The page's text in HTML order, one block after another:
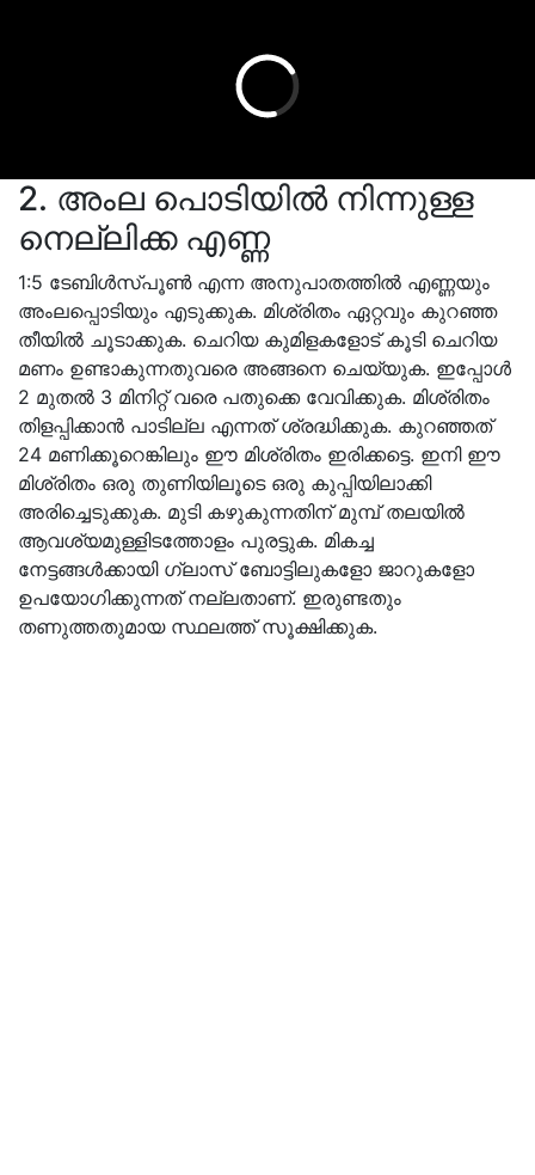
2. അംല പൊടിയിൽ നിന്നുള്ള
നെല്ലിക്ക എണ്ണ
1:5 ടേബിൾസ്പൂൺ എന്ന അനുപാതത്തിൽ എണ്ണയും
അംലപ്പൊടിയും എടുക്കുക. മിശ്രിതം ഏറ്റവും കുറഞ്ഞ
തീയിൽ ചൂടാക്കുക. ചെറിയ കുമിളകളോട് കൂടി ചെറിയ
മണം ഉണ്ടാകുന്നതുവരെ അങ്ങനെ ചെയ്യുക. ഇപ്പോൾ
2 മുതൽ 3 മിനിറ്റ് വരെ പതുക്കെ വേവിക്കുക. മിശ്രിതം
തിളപ്പിക്കാൻ പാടില്ല എന്നത് ശ്രദ്ധിക്കുക. കുറഞ്ഞത്
24 മണിക്കൂറെങ്കിലും ഈ മിശ്രിതം ഇരിക്കട്ടെ. ഇനി ഈ
മിശ്രിതം ഒരു തുണിയിലൂടെ ഒരു കുപ്പിയിലാക്കി
അരിച്ചെടുക്കുക. മുടി കഴുകുന്നതിന് മുമ്പ് തലയിൽ
ആവശ്യമുള്ളിടത്തോളം പുരട്ടുക. മികച്ച
നേട്ടങ്ങൾക്കായി ഗ്ലാസ് ബോട്ടിലുകളോ ജാറുകളോ
ഉപയോഗിക്കുന്നത് നല്ലതാണ്. ഇരുണ്ടതും
തണുത്തതുമായ സ്ഥലത്ത് സൂക്ഷിക്കുക.